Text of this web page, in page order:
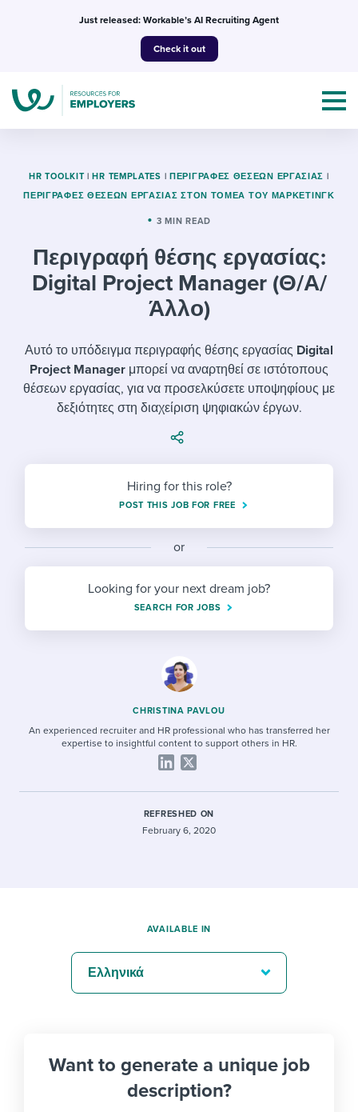
Just released: Workable’s AI Recruiting Agent
Check it out
Topics
I NEED HELP WITH...
Evaluating candidates
Working together with others
Maintaining hiring pipelines
Ensuring compliance
Finding and attracting people
Digitizing work processes
Templates & Guides
Job description templates
Interview question templates
Policy templates
Step-by-step tutorials
Workable Academy
I’m a jobseeker
I WANT TO LEARN ABOUT...
Applying for a job
Interview process
Pay & benefits
Career development
Workable customer stories
Explore Workable
Start a free trial
HR TOOLKIT | HR TEMPLATES | ΠΕΡΙΓΡΑΦΈΣ ΘΈΣΕΩΝ ΕΡΓΑΣΊΑΣ |
ΠΕΡΙΓΡΑΦΈΣ ΘΈΣΕΩΝ ΕΡΓΑΣΊΑΣ ΣΤΟΝ ΤΟΜΈΑ ΤΟΥ ΜΆΡΚΕΤΙΝΓΚ
3 MIN READ
Περιγραφή θέσης εργασίας:
Digital Project Manager (Θ/Α/
Άλλο)
Αυτό το υπόδειγμα περιγραφής θέσης εργασίας Digital
Project Manager μπορεί να αναρτηθεί σε ιστότοπους
θέσεων εργασίας, για να προσελκύσετε υποψηφίους με
δεξιότητες στη διαχείριση ψηφιακών έργων.
Hiring for this role?
POST THIS JOB FOR FREE
or
Looking for your next dream job?
SEARCH FOR JOBS
CHRISTINA PAVLOU
An experienced recruiter and HR professional who has transferred her
expertise to insightful content to support others in HR.
REFRESHED ON
February 6, 2020
Want to generate a unique job
description?
AVAILABLE IN
Ελληνικά